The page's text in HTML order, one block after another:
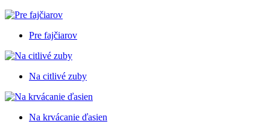
Pre fajčiarov
Na citlivé zuby
Na krvácanie ďasien